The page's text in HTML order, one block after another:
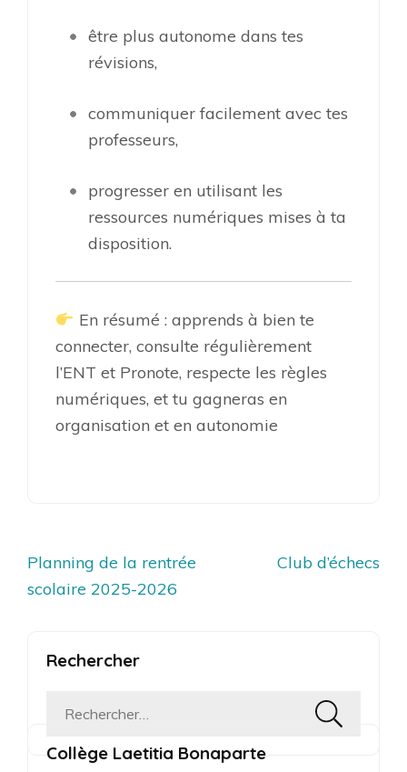
être plus autonome dans tes
révisions,
communiquer facilement avec tes
professeurs,
progresser en utilisant les
ressources numériques mises à ta
disposition.
En résumé : apprends à bien te
connecter, consulte régulièrement
l’ENT et Pronote, respecte les règles
numériques, et tu gagneras en
organisation et en autonomie
Navigation
de
Planning de la rentrée
scolaire 2025-2026
Club d’échecs
Rechercher
Rechercher :
Collège Laetitia Bonaparte